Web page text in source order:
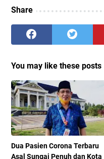
Share
You may like these posts
Dua Pasien Corona Terbaru
Asal Sungai Penuh dan Kota